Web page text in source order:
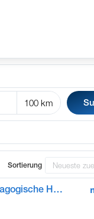
Sortierung
Sozialarbeiter BA/MA als pädagogische Hausleitung